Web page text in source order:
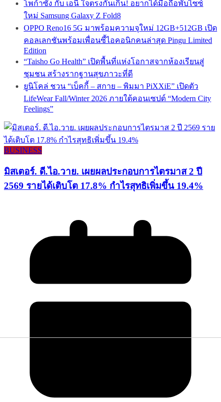
โพก้าซัง กับ เอนี่ ใจตรงกันเกิ๊น! อยากได้มือถือพับไซซ์
ใหม่ Samsung Galaxy Z Fold8
OPPO Reno16 5G มาพร้อมความจุใหม่ 12GB+512GB เปิด
คอลเลกชันพร้อมเพื่อนซี้ไอคอนิกคนล่าสุด Pingu Limited
Edition
“Taisho Go Health” เปิดพื้นที่แห่งโอกาสจากห้องเรียนสู่
ชุมชน สร้างรากฐานสุขภาวะที่ดี
ยูนิโคล่ ชวน “เบ็คกี้ – สกาย – พิมมา PiXXiE” เปิดตัว
LifeWear Fall/Winter 2026 ภายใต้คอนเซปต์ “Modern City
Feelings”
BUSINESS
มิสเตอร์. ดี.ไอ.วาย. เผยผลประกอบการไตรมาส 2 ปี
2569 รายได้เติบโต 17.8% กำไรสุทธิเพิ่มขึ้น 19.4%